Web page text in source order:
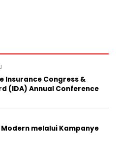
Insurance Congress &
(IDA) Annual Conference
melalui Kampanye